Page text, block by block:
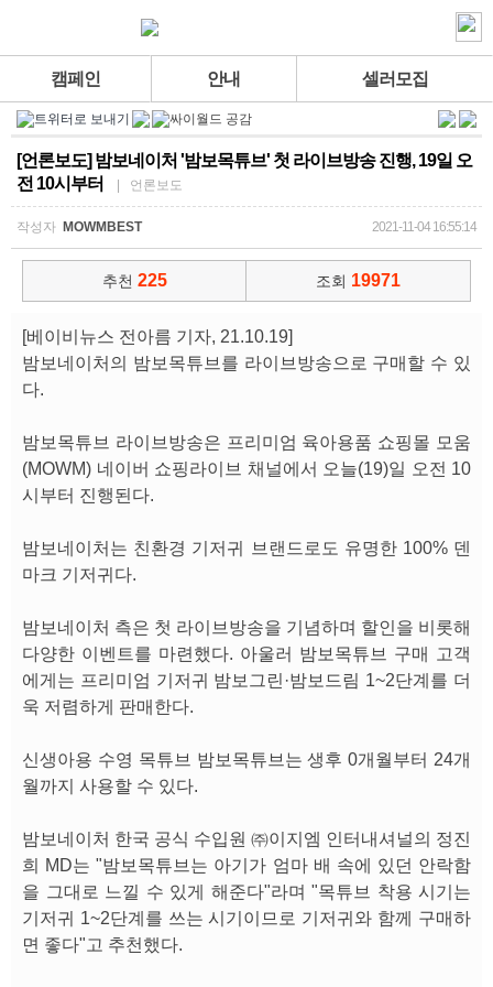
캠페인 안내 셀러모집
[언론보도] 밤보네이처 '밤보목튜브' 첫 라이브방송 진행, 19일 오
전 10시부터
| 언론보도
작성자 MOWMBEST 2021-11-04 16:55:14
추천 225 조회 19971
[베이비뉴스 전아름 기자, 21.10.19]
밤보네이처의 밤보목튜브를 라이브방송으로 구매할 수 있
다.
밤보목튜브 라이브방송은 프리미엄 육아용품 쇼핑몰 모움
(MOWM) 네이버 쇼핑라이브 채널에서 오늘(19)일 오전 10
시부터 진행된다.
밤보네이처는 친환경 기저귀 브랜드로도 유명한 100% 덴
마크 기저귀다.
밤보네이처 측은 첫 라이브방송을 기념하며 할인을 비롯해
다양한 이벤트를 마련했다. 아울러 밤보목튜브 구매 고객
에게는 프리미엄 기저귀 밤보그린·밤보드림 1~2단계를 더
욱 저렴하게 판매한다.
신생아용 수영 목튜브 밤보목튜브는 생후 0개월부터 24개
월까지 사용할 수 있다.
밤보네이처 한국 공식 수입원 ㈜이지엠 인터내셔널의 정진
희 MD는 "밤보목튜브는 아기가 엄마 배 속에 있던 안락함
을 그대로 느낄 수 있게 해준다"라며 "목튜브 착용 시기는
기저귀 1~2단계를 쓰는 시기이므로 기저귀와 함께 구매하
면 좋다"고 추천했다.